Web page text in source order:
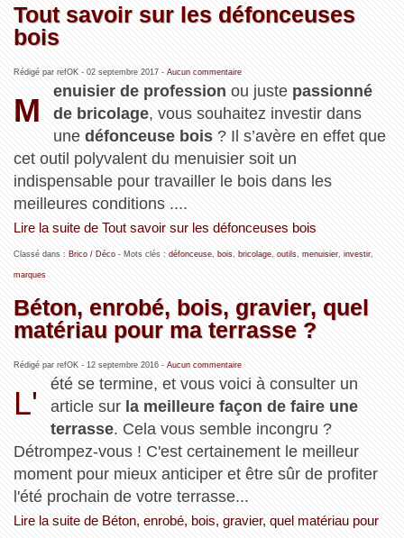
Tout savoir sur les défonceuses
bois
Rédigé par refOK - 02 septembre 2017- Aucun commentaire
M
enuisier de profession ou juste passionné
de bricolage, vous souhaitez investir dans
unedéfonceuse bois ? Il s’avère en effet que
cet outil polyvalent du menuisier soit un
indispensable pour travailler le bois dans les
meilleures conditions ....
Lire la suite de Tout savoir sur les défonceuses bois
Classé dans : Brico / Déco- Mots clés : défonceuse, bois, bricolage, outils, menuisier, investir,
marques
Béton, enrobé, bois, gravier, quel
matériau pour ma terrasse ?
Rédigé par refOK - 12 septembre 2016- Aucun commentaire
L'
été se termine, et vous voici à consulter un
article sur la meilleure façon de faire une
terrasse. Cela vous semble incongru ?
Détrompez-vous ! C'est certainement le meilleur
moment pour mieux anticiper et être sûr de profiter
l'été prochain de votre terrasse...
Lire la suite de Béton, enrobé, bois, gravier, quel matériau pour